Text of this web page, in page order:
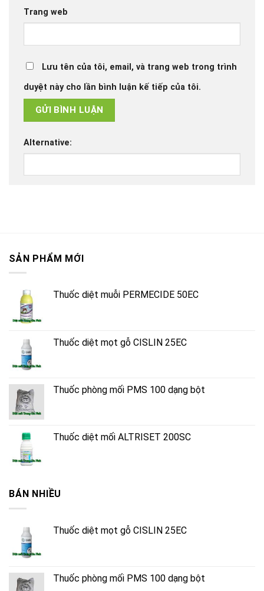
Trang web
Lưu tên của tôi, email, và trang web trong trình
duyệt này cho lần bình luận kế tiếp của tôi.
Alternative:
SẢN PHẨM MỚI
Thuốc diệt muỗi PERMECIDE 50EC
Thuốc diệt mọt gỗ CISLIN 25EC
Thuốc phòng mối PMS 100 dạng bột
Thuốc diệt mối ALTRISET 200SC
BÁN NHIỀU
Thuốc diệt mọt gỗ CISLIN 25EC
Thuốc phòng mối PMS 100 dạng bột